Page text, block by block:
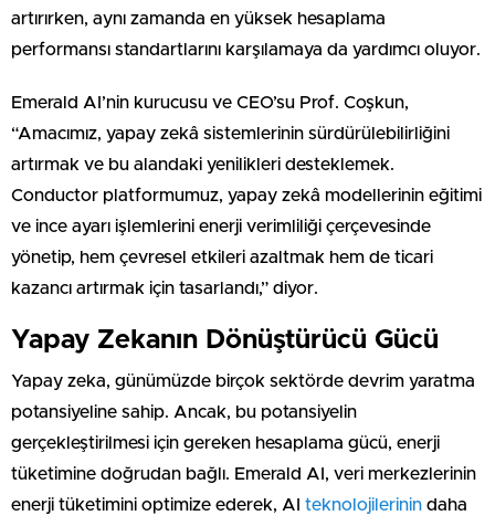
artırırken, aynı zamanda en yüksek hesaplama
performansı standartlarını karşılamaya da yardımcı oluyor.
Emerald AI’nin kurucusu ve CEO’su Prof. Coşkun,
“Amacımız, yapay zekâ sistemlerinin sürdürülebilirliğini
artırmak ve bu alandaki yenilikleri desteklemek.
Conductor platformumuz, yapay zekâ modellerinin eğitimi
ve ince ayarı işlemlerini enerji verimliliği çerçevesinde
yönetip, hem çevresel etkileri azaltmak hem de ticari
kazancı artırmak için tasarlandı,” diyor.
Yapay Zekanın Dönüştürücü Gücü
Yapay zeka, günümüzde birçok sektörde devrim yaratma
potansiyeline sahip. Ancak, bu potansiyelin
gerçekleştirilmesi için gereken hesaplama gücü, enerji
tüketimine doğrudan bağlı. Emerald AI, veri merkezlerinin
enerji tüketimini optimize ederek, AI teknolojilerinin daha